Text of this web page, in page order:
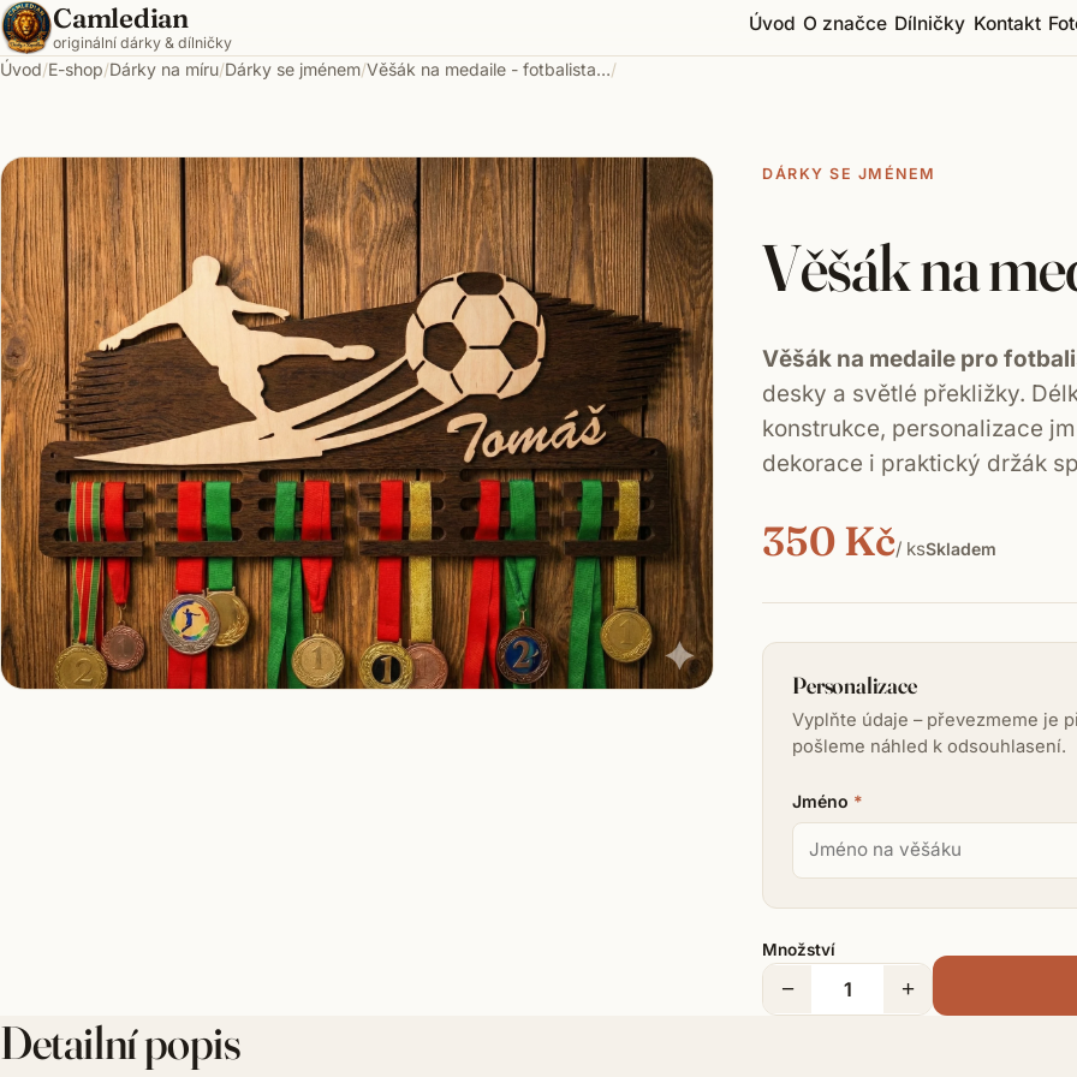
Přeskočit na obsah
Camledian
originální dárky & dílničky
Úvod O značce Dílničky Kontakt
Úvod/E-shop/Dárky na míru/Dárky se jménem/Věšák na medaile - fotbalista…/
DÁRKY SE JMÉNEM
Věšák na
Věšák na medaile pro
desky a světlé překližky.
konstrukce, personalizace
dekorace i praktický držák
350 Kč/ ksSkladem
Personalizace
Vyplňte údaje – převezmeme je
pošleme náhled k odsouhlasení.
Jméno *
Množství
− +
Detailní popis